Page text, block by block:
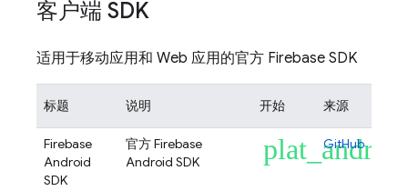
客户端 SDK
适用于移动应用和 Web 应用的官方 Firebase SDK
标题 说明 开始 来源
Firebase
Android
SDK
官方 Firebase
Android SDK
GitHub